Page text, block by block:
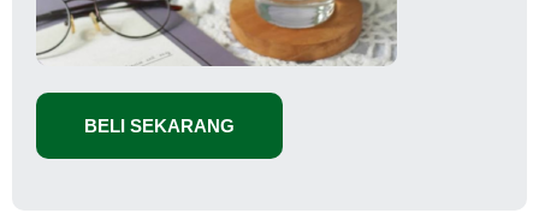
BELI SEKARANG